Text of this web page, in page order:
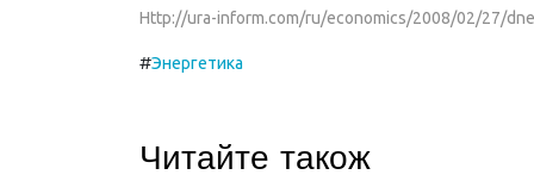
Http://ura-inform.com/ru/economics/2008/02/27/
#Энергетика
Читайте також